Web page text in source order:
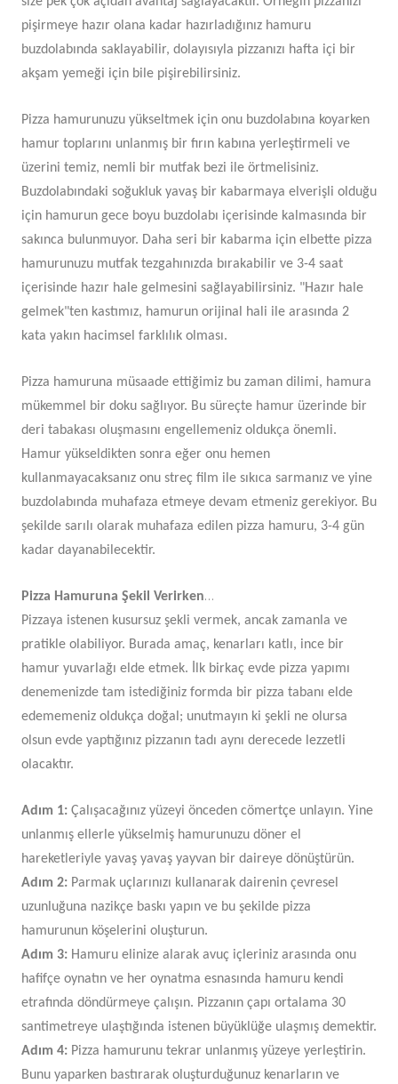
pişirmeye hazır olana kadar hazırladığınız hamuru
buzdolabında saklayabilir, dolayısıyla pizzanızı hafta içi bir
akşam yemeği için bile pişirebilirsiniz.
Pizza hamurunuzu yükseltmek için onu buzdolabına koyarken
hamur toplarını unlanmış bir fırın kabına yerleştirmeli ve
üzerini temiz, nemli bir mutfak bezi ile örtmelisiniz.
Buzdolabındaki soğukluk yavaş bir kabarmaya elverişli olduğu
için hamurun gece boyu buzdolabı içerisinde kalmasında bir
sakınca bulunmuyor. Daha seri bir kabarma için elbette pizza
hamurunuzu mutfak tezgahınızda bırakabilir ve 3-4 saat
içerisinde hazır hale gelmesini sağlayabilirsiniz. "Hazır hale
gelmek"ten kastımız, hamurun orijinal hali ile arasında 2
kata yakın hacimsel farklılık olması.
Pizza hamuruna müsaade ettiğimiz bu zaman dilimi, hamura
mükemmel bir doku sağlıyor. Bu süreçte hamur üzerinde bir
deri tabakası oluşmasını engellemeniz oldukça önemli.
Hamur yükseldikten sonra eğer onu hemen
kullanmayacaksanız onu streç film ile sıkıca sarmanız ve yine
buzdolabında muhafaza etmeye devam etmeniz gerekiyor. Bu
şekilde sarılı olarak muhafaza edilen pizza hamuru, 3-4 gün
kadar dayanabilecektir.
Pizza Hamuruna Şekil Verirken…
Pizzaya istenen kusursuz şekli vermek, ancak zamanla ve
pratikle olabiliyor. Burada amaç, kenarları katlı, ince bir
hamur yuvarlağı elde etmek. İlk birkaç evde pizza yapımı
denemenizde tam istediğiniz formda bir pizza tabanı elde
edememeniz oldukça doğal; unutmayın ki şekli ne olursa
olsun evde yaptığınız pizzanın tadı aynı derecede lezzetli
olacaktır.
Adım 1: Çalışacağınız yüzeyi önceden cömertçe unlayın. Yine
unlanmış ellerle yükselmiş hamurunuzu döner el
hareketleriyle yavaş yavaş yayvan bir daireye dönüştürün.
Adım 2: Parmak uçlarınızı kullanarak dairenin çevresel
uzunluğuna nazikçe baskı yapın ve bu şekilde pizza
hamurunun köşelerini oluşturun.
Adım 3: Hamuru elinize alarak avuç içleriniz arasında onu
hafifçe oynatın ve her oynatma esnasında hamuru kendi
etrafında döndürmeye çalışın. Pizzanın çapı ortalama 30
santimetreye ulaştığında istenen büyüklüğe ulaşmış demektir.
Adım 4: Pizza hamurunu tekrar unlanmış yüzeye yerleştirin.
Bunu yaparken bastırarak oluşturduğunuz kenarların ve